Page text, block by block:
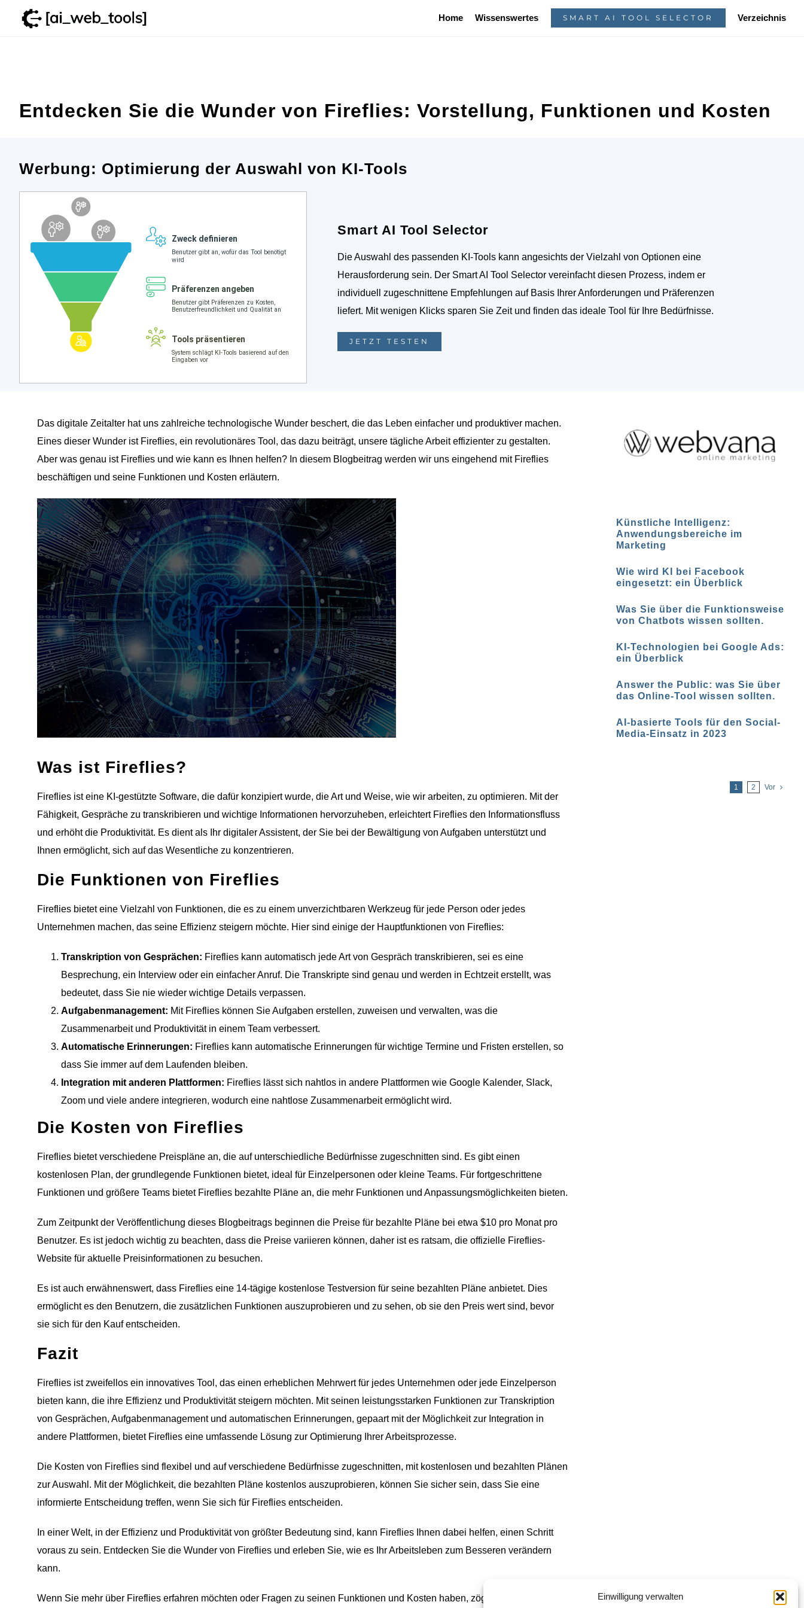
Einwilligung verwalten
Home Wissenswertes SMART AI TOOL SELECTOR Verzeichnis
Entdecken Sie die Wunder von Fireflies: Vorstellung, Funktionen und Kosten
Werbung: Optimierung der Auswahl von KI-Tools
Smart AI Tool Selector
Die Auswahl des passenden KI-Tools kann angesichts der Vielzahl von Optionen eine
Herausforderung sein. Der Smart AI Tool Selector vereinfacht diesen Prozess, indem er
individuell zugeschnittene Empfehlungen auf Basis Ihrer Anforderungen und Präferenzen
liefert. Mit wenigen Klicks sparen Sie Zeit und finden das ideale Tool für Ihre Bedürfnisse.
JETZT TESTEN
Das digitale Zeitalter hat uns zahlreiche technologische Wunder beschert, die das Leben einfacher und produktiver machen.
Eines dieser Wunder ist Fireflies, ein revolutionäres Tool, das dazu beiträgt, unsere tägliche Arbeit effizienter zu gestalten.
Aber was genau ist Fireflies und wie kann es Ihnen helfen? In diesem Blogbeitrag werden wir uns eingehend mit Fireflies
beschäftigen und seine Funktionen und Kosten erläutern.
Was ist Fireflies?
Fireflies ist eine KI-gestützte Software, die dafür konzipiert wurde, die Art und Weise, wie wir arbeiten, zu optimieren. Mit der
Fähigkeit, Gespräche zu transkribieren und wichtige Informationen hervorzuheben, erleichtert Fireflies den Informationsfluss
und erhöht die Produktivität. Es dient als Ihr digitaler Assistent, der Sie bei der Bewältigung von Aufgaben unterstützt und
Ihnen ermöglicht, sich auf das Wesentliche zu konzentrieren.
Die Funktionen von Fireflies
Fireflies bietet eine Vielzahl von Funktionen, die es zu einem unverzichtbaren Werkzeug für jede Person oder jedes
Unternehmen machen, das seine Effizienz steigern möchte. Hier sind einige der Hauptfunktionen von Fireflies:
Transkription von Gesprächen: Fireflies kann automatisch jede Art von Gespräch transkribieren, sei es eine
Besprechung, ein Interview oder ein einfacher Anruf. Die Transkripte sind genau und werden in Echtzeit erstellt, was
bedeutet, dass Sie nie wieder wichtige Details verpassen.
Aufgabenmanagement: Mit Fireflies können Sie Aufgaben erstellen, zuweisen und verwalten, was die
Zusammenarbeit und Produktivität in einem Team verbessert.
Automatische Erinnerungen: Fireflies kann automatische Erinnerungen für wichtige Termine und Fristen erstellen, so
dass Sie immer auf dem Laufenden bleiben.
Integration mit anderen Plattformen: Fireflies lässt sich nahtlos in andere Plattformen wie Google Kalender, Slack,
Zoom und viele andere integrieren, wodurch eine nahtlose Zusammenarbeit ermöglicht wird.
Die Kosten von Fireflies
Fireflies bietet verschiedene Preispläne an, die auf unterschiedliche Bedürfnisse zugeschnitten sind. Es gibt einen
kostenlosen Plan, der grundlegende Funktionen bietet, ideal für Einzelpersonen oder kleine Teams. Für fortgeschrittene
Funktionen und größere Teams bietet Fireflies bezahlte Pläne an, die mehr Funktionen und Anpassungsmöglichkeiten bieten.
Zum Zeitpunkt der Veröffentlichung dieses Blogbeitrags beginnen die Preise für bezahlte Pläne bei etwa $10 pro Monat pro
Benutzer. Es ist jedoch wichtig zu beachten, dass die Preise variieren können, daher ist es ratsam, die offizielle Fireflies-
Website für aktuelle Preisinformationen zu besuchen.
Es ist auch erwähnenswert, dass Fireflies eine 14-tägige kostenlose Testversion für seine bezahlten Pläne anbietet. Dies
ermöglicht es den Benutzern, die zusätzlichen Funktionen auszuprobieren und zu sehen, ob sie den Preis wert sind, bevor
sie sich für den Kauf entscheiden.
Fazit
Fireflies ist zweifellos ein innovatives Tool, das einen erheblichen Mehrwert für jedes Unternehmen oder jede Einzelperson
bieten kann, die ihre Effizienz und Produktivität steigern möchten. Mit seinen leistungsstarken Funktionen zur Transkription
von Gesprächen, Aufgabenmanagement und automatischen Erinnerungen, gepaart mit der Möglichkeit zur Integration in
andere Plattformen, bietet Fireflies eine umfassende Lösung zur Optimierung Ihrer Arbeitsprozesse.
Die Kosten von Fireflies sind flexibel und auf verschiedene Bedürfnisse zugeschnitten, mit kostenlosen und bezahlten Plänen
zur Auswahl. Mit der Möglichkeit, die bezahlten Pläne kostenlos auszuprobieren, können Sie sicher sein, dass Sie eine
informierte Entscheidung treffen, wenn Sie sich für Fireflies entscheiden.
In einer Welt, in der Effizienz und Produktivität von größter Bedeutung sind, kann Fireflies Ihnen dabei helfen, einen Schritt
voraus zu sein. Entdecken Sie die Wunder von Fireflies und erleben Sie, wie es Ihr Arbeitsleben zum Besseren verändern
kann.
Wenn Sie mehr über Fireflies erfahren möchten oder Fragen zu seinen Funktionen und Kosten haben, zögern Sie nicht, uns
Künstliche Intelligenz:
Anwendungsbereiche im
Marketing
Wie wird KI bei Facebook
eingesetzt: ein Überblick
Was Sie über die Funktionsweise
von Chatbots wissen sollten.
KI-Technologien bei Google Ads:
ein Überblick
Answer the Public: was Sie über
das Online-Tool wissen sollten.
AI-basierte Tools für den Social-
Media-Einsatz in 2023
1 2 Vor